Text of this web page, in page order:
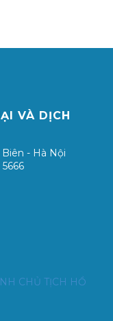
VÀ DỊCH
- Hà Nội
CHỦ TỊCH HỒ